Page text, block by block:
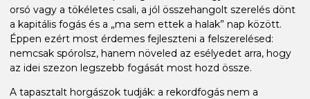
orsó vagy a tökéletes csali, a jól összehangolt szerelés dönt
a kapitális fogás és a „ma sem ettek a halak” nap között.
Éppen ezért most érdemes fejleszteni a felszerelésed:
nemcsak spórolsz, hanem növeled az esélyedet arra, hogy
az idei szezon legszebb fogását most hozd össze.
A tapasztalt horgászok tudják: a rekordfogás nem a